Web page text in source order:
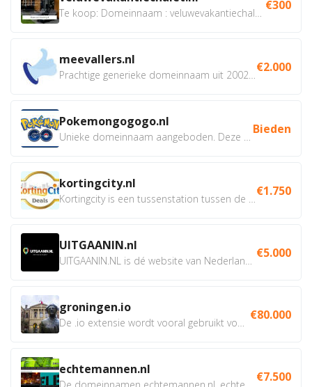
€300
meevallers.nl €2.000
Pokemongogogo.nl Bieden
kortingcity.nl €1.750
UITGAANIN.nl €5.000
groningen.io €80.000
echtemannen.nl €7.500